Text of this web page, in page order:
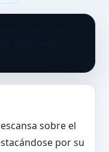
sobre el
por su